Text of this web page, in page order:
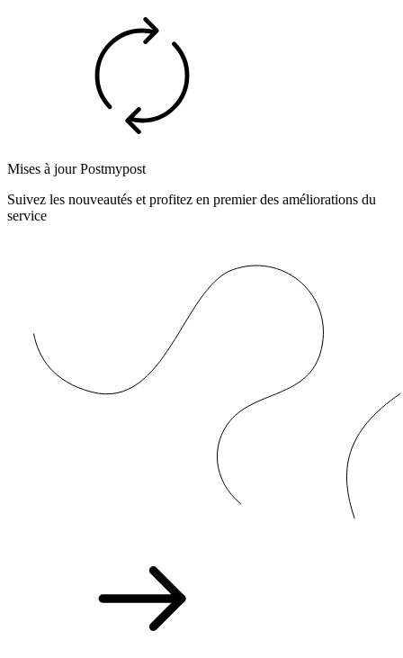
Mises à jour Postmypost
Suivez les nouveautés et profitez en premier des améliorations du
service